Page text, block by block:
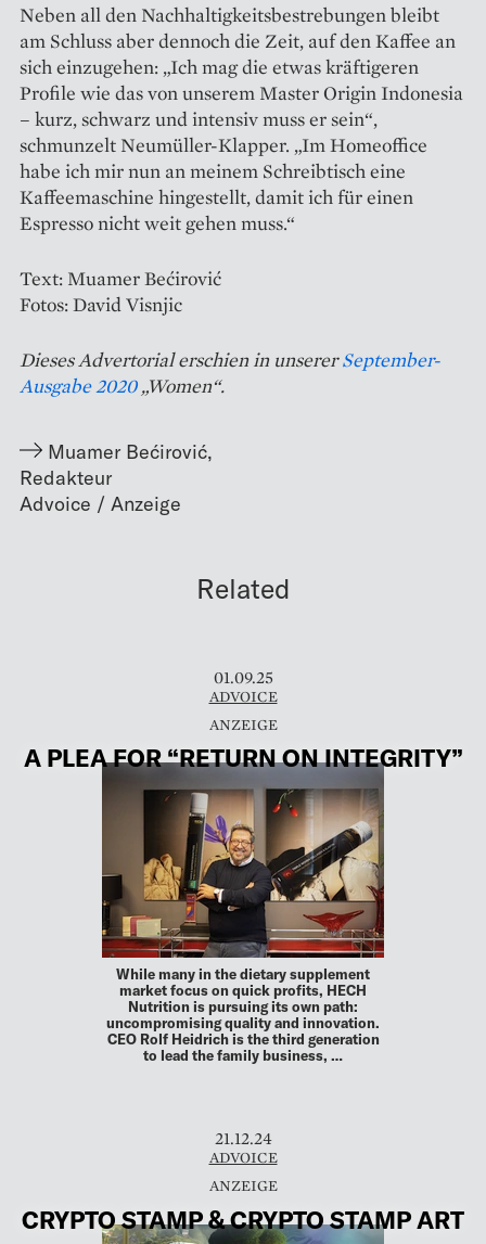
Neben all den Nachhaltigkeitsbestrebungen bleibt
am Schluss aber dennoch die Zeit, auf den Kaffee an
sich einzugehen: „Ich mag die etwas kräftigeren
Profile wie das von unserem Master Origin Indonesia
– kurz, schwarz und intensiv muss er sein“,
schmunzelt Neumüller-Klapper. „Im Homeoffice
habe ich mir nun an meinem Schreibtisch eine
Kaffeemaschine hingestellt, damit ich für einen
Espresso nicht weit gehen muss.“
Text: Muamer Bećirović
Fotos: David Visnjic
Dieses Advertorial erschien in unsererSeptember-
Ausgabe 2020„Women“.
Muamer Bećirović,
Redakteur
Related
01.09.25
ADVOICE
A PLEA FOR “RETURN ON INTEGRITY”
While many in the dietary supplement
market focus on quick profits, HECH
Nutrition is pursuing its own path:
uncompromising quality and innovation.
CEO Rolf Heidrich is the third generation
to lead the family business, …
21.12.24
ADVOICE
CRYPTO STAMP & CRYPTO STAMP ART